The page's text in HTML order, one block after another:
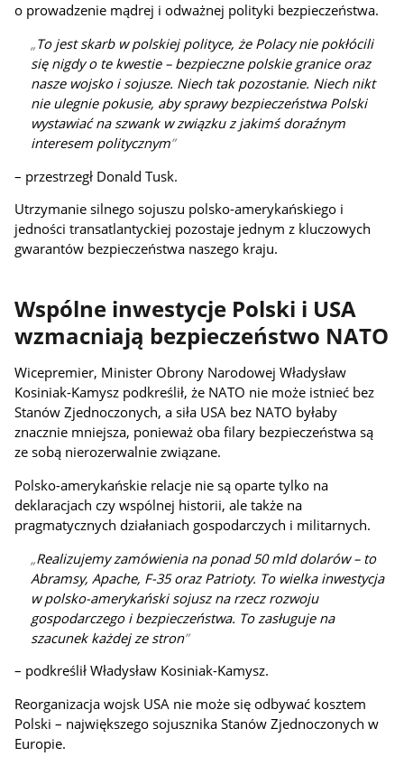
o prowadzenie mądrej i odważnej polityki bezpieczeństwa.
To jest skarb w polskiej polityce, że Polacy nie pokłócili
się nigdy o te kwestie – bezpieczne polskie granice oraz
nasze wojsko i sojusze. Niech tak pozostanie. Niech nikt
nie ulegnie pokusie, aby sprawy bezpieczeństwa Polski
wystawiać na szwank w związku z jakimś doraźnym
interesem politycznym
– przestrzegł Donald Tusk.
Utrzymanie silnego sojuszu polsko-amerykańskiego i
jedności transatlantyckiej pozostaje jednym z kluczowych
gwarantów bezpieczeństwa naszego kraju.
Wspólne inwestycje Polski i USA
wzmacniają bezpieczeństwo NATO
Wicepremier, Minister Obrony Narodowej Władysław
Kosiniak-Kamysz podkreślił, że NATO nie może istnieć bez
Stanów Zjednoczonych, a siła USA bez NATO byłaby
znacznie mniejsza, ponieważ oba filary bezpieczeństwa są
ze sobą nierozerwalnie związane.
Polsko-amerykańskie relacje nie są oparte tylko na
deklaracjach czy wspólnej historii, ale także na
pragmatycznych działaniach gospodarczych i militarnych.
Realizujemy zamówienia na ponad 50 mld dolarów – to
Abramsy, Apache, F-35 oraz Patrioty. To wielka inwestycja
w polsko-amerykański sojusz na rzecz rozwoju
gospodarczego i bezpieczeństwa. To zasługuje na
szacunek każdej ze stron
– podkreślił Władysław Kosiniak-Kamysz.
Reorganizacja wojsk USA nie może się odbywać kosztem
Polski – największego sojusznika Stanów Zjednoczonych w
Europie.